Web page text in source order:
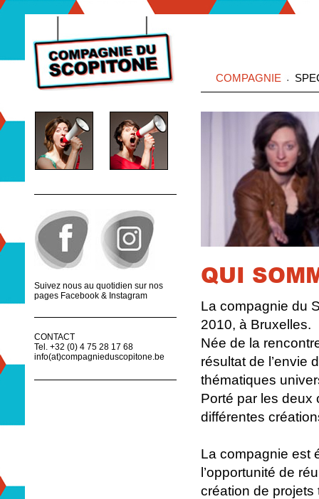
COMPAGNIE
Suivez nous au quotidien sur nos
pages Facebook & Instagram
CONTACT
Tel. +32 (0) 4 75 28 17 68
info(at)compagnieduscopitone.be
QUI
La compagnie du
2010, à Bruxelles.
Née de la
résultat de l’envie
thématiques
Porté par les deux
différentes
La compagnie est
l’opportunité de
création de